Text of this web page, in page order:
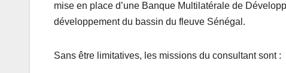
mise en place d’une Banque Multilatérale de
développement du bassin du fleuve Sénégal.
Sans être limitatives, les missions du consultant sont :